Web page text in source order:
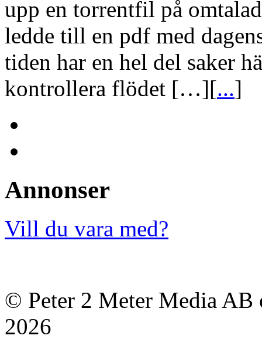
upp en torrentfil på
ledde till en pdf med
tiden har en hel del saker
kontrollera flödet […][...]
Annonser
Vill du vara med?
© Peter 2 Meter Media AB
2026